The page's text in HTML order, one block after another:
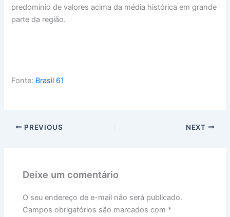
predomínio de valores acima da média histórica em grande
parte da região.
Fonte: Brasil 61
PREVIOUS NEXT
Deixe um comentário
O seu endereço de e-mail não será publicado.
Campos obrigatórios são marcados com *